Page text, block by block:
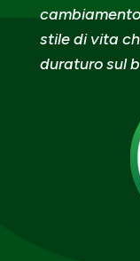
stile di vita
duraturo sul